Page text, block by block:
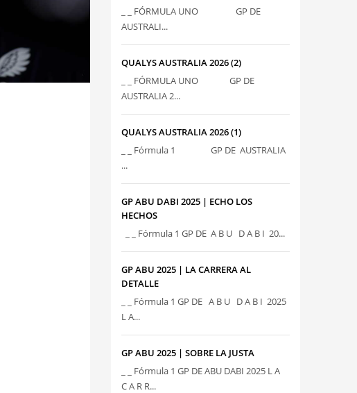
_ _ FÓRMULA UNO GP DE
AUSTRALI...
QUALYS AUSTRALIA 2026 (2)
_ _ FÓRMULA UNO GP DE
AUSTRALIA 2...
QUALYS AUSTRALIA 2026 (1)
_ _ Fórmula 1 GP DE AUSTRALIA
...
GP ABU DABI 2025 | ECHO LOS
HECHOS
_ _ Fórmula 1 GP DE A B U D A B I 20...
GP ABU 2025 | LA CARRERA AL
DETALLE
_ _ Fórmula 1 GP DE A B U D A B I 2025
L A...
GP ABU 2025 | SOBRE LA JUSTA
_ _ Fórmula 1 GP DE ABU DABI 2025 L A
C A R R...